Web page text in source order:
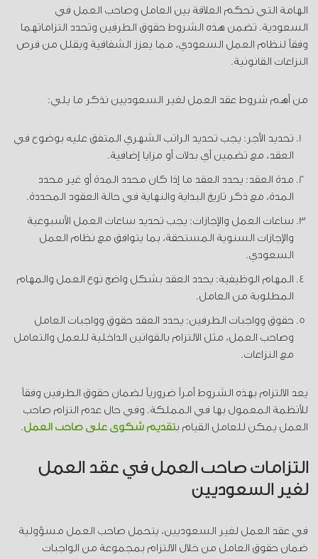
الهامة التي تحكم العلاقة بين العامل وصاحب العمل في
السعودية. تضمن هذه الشروط حقوق الطرفين وتحدد التزاماتهما
وفقاً لنظام العمل السعودي، مما يعزز الشفافية ويقلل من فرص
النزاعات القانونية.
من أهم شروط عقد العمل لغير السعوديين نذكر ما يلي:
تحديد الأجر: يجب تحديد الراتب الشهري المتفق عليه بوضوح في
العقد، مع تضمين أي بدلات أو مزايا إضافية.
مدة العقد: يحدد العقد ما إذا كان محدد المدة أو غير محدد
المدة، مع ذكر تاريخ البداية والنهاية في حالة العقود المحددة.
ساعات العمل والإجازات: يجب تحديد ساعات العمل الأسبوعية
والإجازات السنوية المستحقة، بما يتوافق مع نظام العمل
السعودي.
المهام الوظيفية: يحدد العقد بشكل واضح نوع العمل والمهام
المطلوبة من العامل.
حقوق وواجبات الطرفين: يحدد العقد حقوق وواجبات العامل
وصاحب العمل، مثل الالتزام بالقوانين الداخلية للعمل والتعامل
مع النزاعات.
يعد الالتزام بهذه الشروط أمراً ضرورياً لضمان حقوق الطرفين وفقاً
للأنظمة المعمول بها في المملكة. وفي حال عدم التزام صاحب
العمل يمكن للعامل القيام بتقديم شكوى على صاحب العمل.
التزامات صاحب العمل في عقد العمل
لغير السعوديين
في عقد العمل لغير السعوديين، يتحمل صاحب العمل مسؤولية
ضمان حقوق العامل من خلال الالتزام بمجموعة من الواجبات